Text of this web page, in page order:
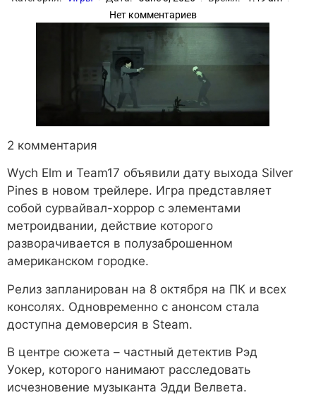
Нет комментариев
2 комментария
Wych Elm и Team17 объявили дату выхода Silver
Pines в новом трейлере. Игра представляет
собой сурвайвал-хоррор с элементами
метроидвании, действие которого
разворачивается в полузаброшенном
американском городке.
Релиз запланирован на 8 октября на ПК и всех
консолях. Одновременно с анонсом стала
доступна демоверсия в Steam.
В центре сюжета – частный детектив Рэд
Уокер, которого нанимают расследовать
исчезновение музыканта Эдди Велвета.